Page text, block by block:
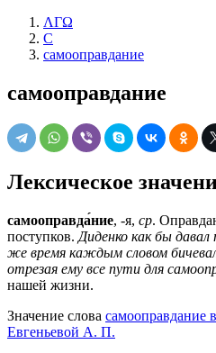
ΛΓΩ
С
самооправдание
самооправдание
Лексическое
самооправда́ние, -я, ср.
поступков. Диденко как бы
же время каждым словом
отрезая ему все пути для
нашей жизни.
Значение слова самооправдание
Евгеньевой А. П.